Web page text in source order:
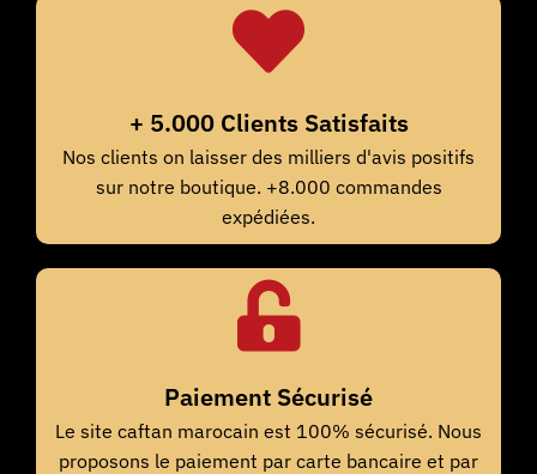
+ 5.000 Clients Satisfaits
Nos clients on laisser des milliers d'avis positifs
sur notre boutique. +8.000 commandes
expédiées.
Paiement Sécurisé
Le site caftan marocain est 100% sécurisé. Nous
proposons le paiement par carte bancaire et par